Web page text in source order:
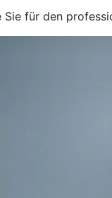
für den